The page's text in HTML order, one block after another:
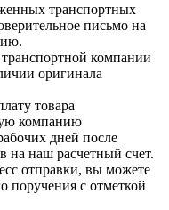
транспортных
письмо на
компании
оригинала
товара
компанию
дней после
на наш расчетный счет.
отправки, вы можете
поручения с отметкой